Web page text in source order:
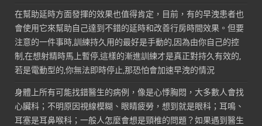
在幫助延時方面發揮的效果也值得肯定，目前，有的早洩患者也
會使用它來幫助自己達到不錯的延時和改善行房時間效果。但要
注意的一件事時,訓練持久用的最好是手動的,因為由你自己的控
制,在想射精時馬上暫停,這樣的漸進訓練才是真正對持久有效的,
若是電動型的,你無法即時停止,那恐怕會加速早洩的情況
身體上所有可能找錯醫生的病例，像是心悸胸悶，大多數人會找
心臟科；不明原因視線模糊、眼睛疲勞，想到就是眼科；耳鳴、
耳塞是耳鼻喉科；一般人怎麼會想是頸椎的問題？如果遇到醫生